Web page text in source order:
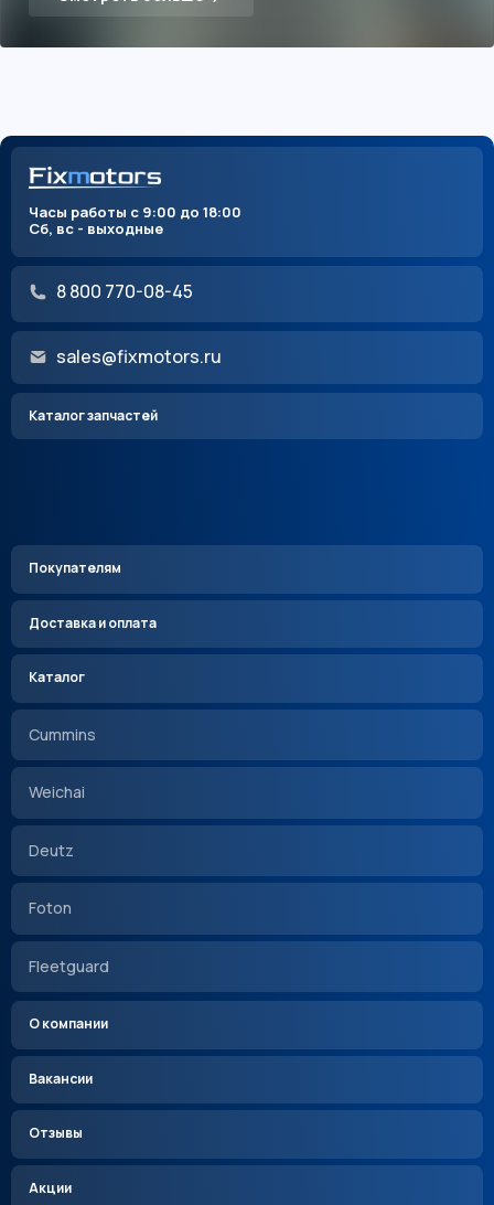
Часы работы с 9:00 до 18:00
Сб, вс - выходные
8 800 770-08-45
sales@fixmotors.ru
Каталог запчастей
Покупателям
Доставка и оплата
Каталог
Cummins
Weichai
Deutz
Foton
Fleetguard
О компании
Вакансии
Отзывы
Акции